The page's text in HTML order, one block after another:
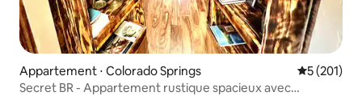
Appartement ⋅ Colorado Springs Évaluation
5 (201)
Secret BR - Appartement rustique spacieux avec